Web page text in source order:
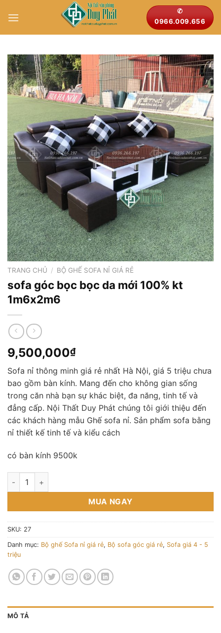
qua
✆
0966.009.656
TRANG CHỦ / BỘ GHẾ SOFA NỈ GIÁ RẺ
sofa góc bọc bọc da mới 100% kt
1m6x2m6
9,500,000₫
Sofa nỉ thông minh giá rẻ nhất Hà Nội, giá 5 triệu chưa
bao gồm bàn kính. Mang đến cho không gian sống
trong căn nhà bạn sự khác biệt, đa năng, tinh tế và
đẳng cấp. Nội Thất Duy Phát chúng tôi giới thiệu đến
các khách hàng mẫu Ghế sofa nỉ. Sản phẩm sofa bằng
nỉ thiết kế tinh tế và kiểu cách
có bàn kính 9500k
sofa góc bọc bọc da mới 100% kt 1m6x2m6 số lượng
MUA NGAY
SKU: 27
Danh mục: Bộ ghế Sofa nỉ giá rẻ, Bộ sofa góc giá rẻ, Sofa giá 4 - 5
triệu
MÔ TẢ